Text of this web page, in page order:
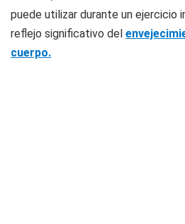
puede utilizar durante un ejercicio
reflejo significativo del
cuerpo.